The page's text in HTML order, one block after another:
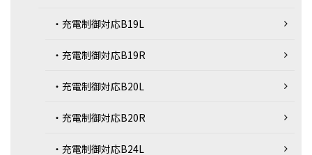
・充電制御対応B19L
・充電制御対応B19R
・充電制御対応B20L
・充電制御対応B20R
・充電制御対応B24L